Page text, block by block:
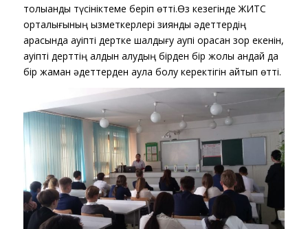
толыққанды түсініктеме беріп өтті.Өз кезегінде ЖИТС
орталығының қызметкерлері зиянды әдеттердің
арқасында қауіпті дертке шалдығу қаупі орасан зор екенін,
қауіпті дерттің алдын алудың бірден бір жолы қандай да
бір жаман әдеттерден аулақ болу керектігін айтып өтті.